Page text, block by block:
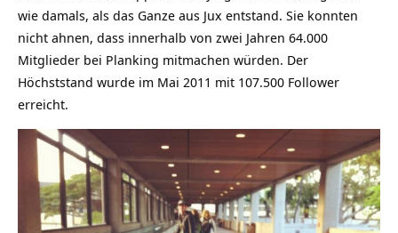
wie damals, als das Ganze aus Jux entstand. Sie konnten
nicht ahnen, dass innerhalb von zwei Jahren 64.000
Mitglieder bei Planking mitmachen würden. Der
Höchststand wurde im Mai 2011 mit 107.500 Follower
erreicht.